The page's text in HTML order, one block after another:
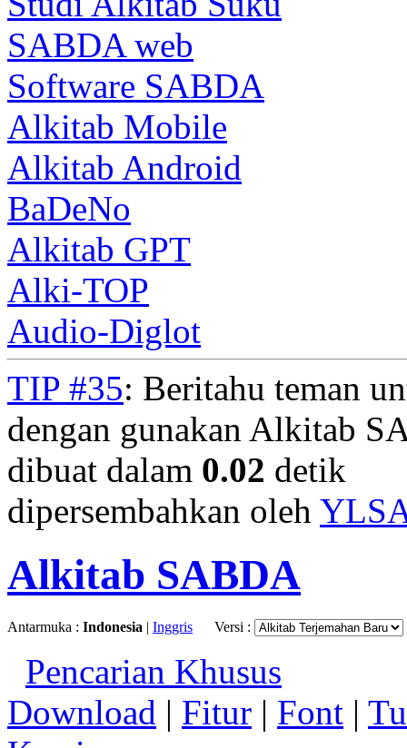
SABDA web
Software SABDA
Alkitab Mobile
Alkitab Android
BaDeNo
Alkitab GPT
Alki-TOP
Audio-Diglot
TIP #35: Beritahu teman
dengan gunakan Alkitab
dibuat dalam 0.02 detik
dipersembahkan oleh
Alkitab SABDA
Antarmuka : Indonesia | Inggris Versi :
Pencarian Khusus
Download | Fitur | Font |